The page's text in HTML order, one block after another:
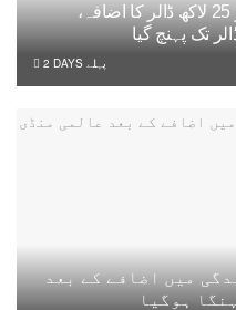
ملکی زرمبادلہ ذخائر میں 3 کروڑ 25 لاکھ ڈالر کا اضافہ،
2 DAYS پہلے
میں اضافے کے بعد
ہوگیا